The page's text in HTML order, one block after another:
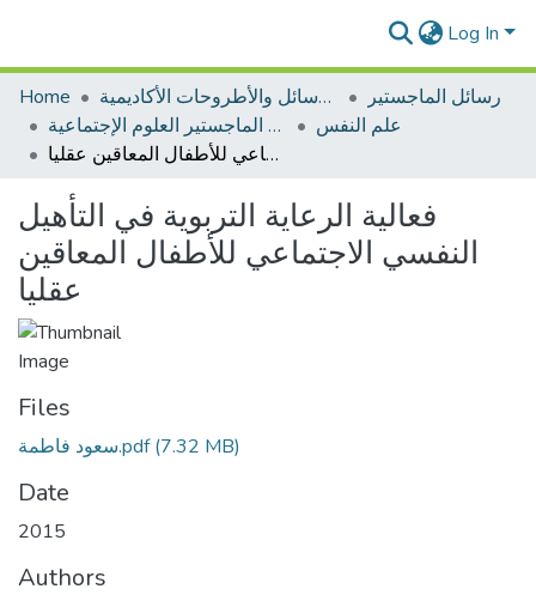
Log In
Home الرسائل والأطروحات الأكاديمية
رسائل الماجستير
رسائل الماجستير العلوم الإجتماعية
علم النفس
فعالية الرعاية التربوية في التأهيل النفسي الاجتماعي للأطفال المعاقين عقليا
فعالية الرعاية التربوية في التأهيل
النفسي الاجتماعي للأطفال المعاقين
عقليا
Files
سعود فاطمة.pdf(7.32 MB)
Date
2015
Authors